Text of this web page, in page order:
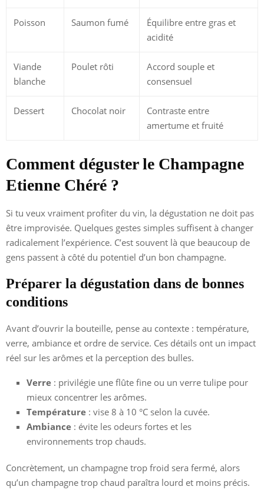
Poisson Saumon fumé
Équilibre entre gras et
acidité
Viande
blanche
Poulet rôti
Accord souple et
consensuel
Dessert Chocolat noir
Contraste entre
amertume et fruité
Comment déguster le Champagne
Etienne Chéré ?
Si tu veux vraiment profiter du vin, la dégustation ne doit pas
être improvisée. Quelques gestes simples suffisent à changer
radicalement l’expérience. C’est souvent là que beaucoup de
gens passent à côté du potentiel d’un bon champagne.
Préparer la dégustation dans de bonnes
conditions
Avant d’ouvrir la bouteille, pense au contexte : température,
verre, ambiance et ordre de service. Ces détails ont un impact
réel sur les arômes et la perception des bulles.
Verre : privilégie une flûte fine ou un verre tulipe pour
mieux concentrer les arômes.
Température : vise 8 à 10 °C selon la cuvée.
Ambiance : évite les odeurs fortes et les
environnements trop chauds.
Concrètement, un champagne trop froid sera fermé, alors
qu’un champagne trop chaud paraîtra lourd et moins précis.